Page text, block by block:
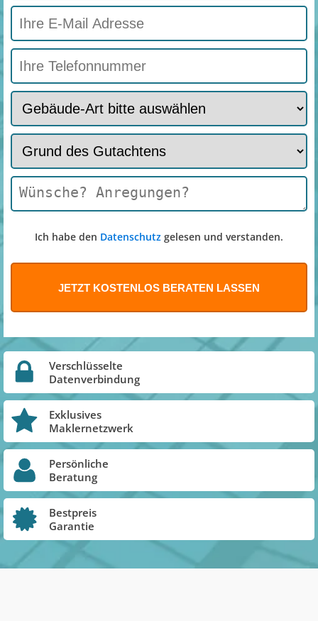
Ich habe den Datenschutz gelesen und verstanden.
Verschlüsselte
Datenverbindung
Exklusives
Maklernetzwerk
Persönliche
Beratung
Bestpreis
Garantie